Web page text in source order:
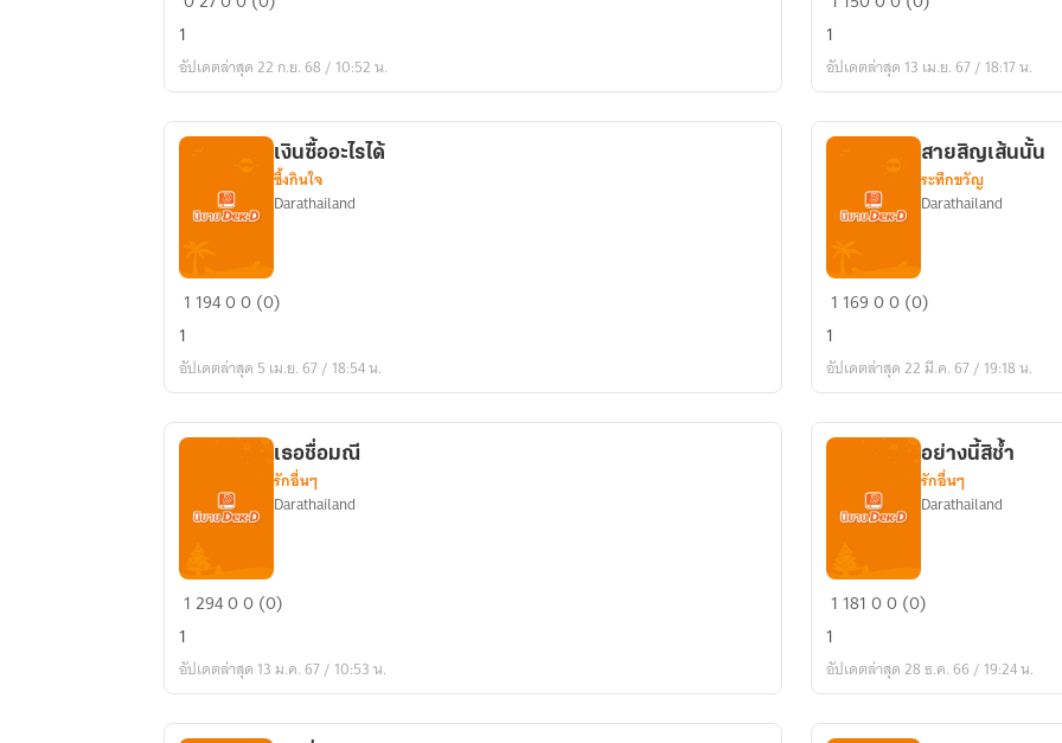
คืน
1
อัปเดตล่าสุด 22 ก.ย. 68 / 10:52 น.
เลือก
อะไร
1
อัปเดตล่าสุด 13 เม.ย. 67 / 18:17 น.
เงิน
อะไร
ได้
เงินซื้ออะไรได้
ซึ้งกินใจ
Darathailand
1 19400 (0)
1
อัปเดตล่าสุด 5 เม.ย. 67 / 18:54 น.
สาย
เส้น
นั้น
สายสิญเส้นนั้น
ระทึกขวัญ
Darathailand
1 16900 (0)
1
อัปเดตล่าสุด 22 มี.ค. 67 / 19:18 น.
เธอ
มณี
เธอชื่อมณี
รักอื่นๆ
Darathailand
129400 (0)
1
อัปเดตล่าสุด 13 ม.ค. 67 / 10:53 น.
อย่าง
สิ
ช้ำ
อย่างนี้สิช้ำ
รักอื่นๆ
Darathailand
1 18100 (0)
1
อัปเดตล่าสุด 28 ธ.ค. 66 / 19:24 น.